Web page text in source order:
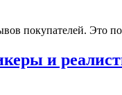
покупателей. Это
и